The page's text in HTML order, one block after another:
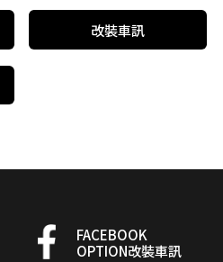
改裝車訊
FACEBOOK
OPTION改裝車訊